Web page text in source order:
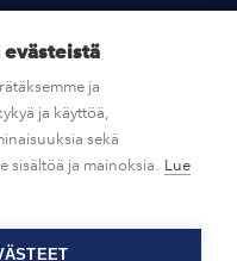
ja
ja käyttöä,
sekä
sisältöä ja mainoksia. Lue